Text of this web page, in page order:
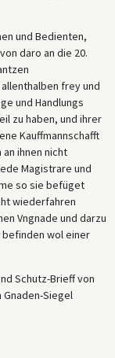
und Bedienten,
daro an die 20.
frey und
und Handlungs
zu haben, und ihrer
Kauffmannschafft
ihnen nicht
Magistrare und
so sie befüget
wiederfahren
Vngnade und darzu
befinden wol einer
Schutz-Brieff von
Siegel